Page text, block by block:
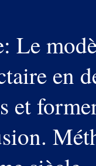
Le
en
et